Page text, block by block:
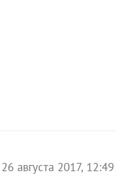
26 августа 2017, 12:49